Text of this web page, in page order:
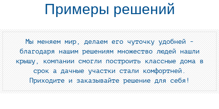
Примеры решений
Мы меняем мир, делаем его чуточку удобней -
благодаря нашим решениям множество людей нашли
крышу, компании смогли построить классные дома в
срок а дачные участки стали комфортней.
Приходите и заказывайте решение для себя!